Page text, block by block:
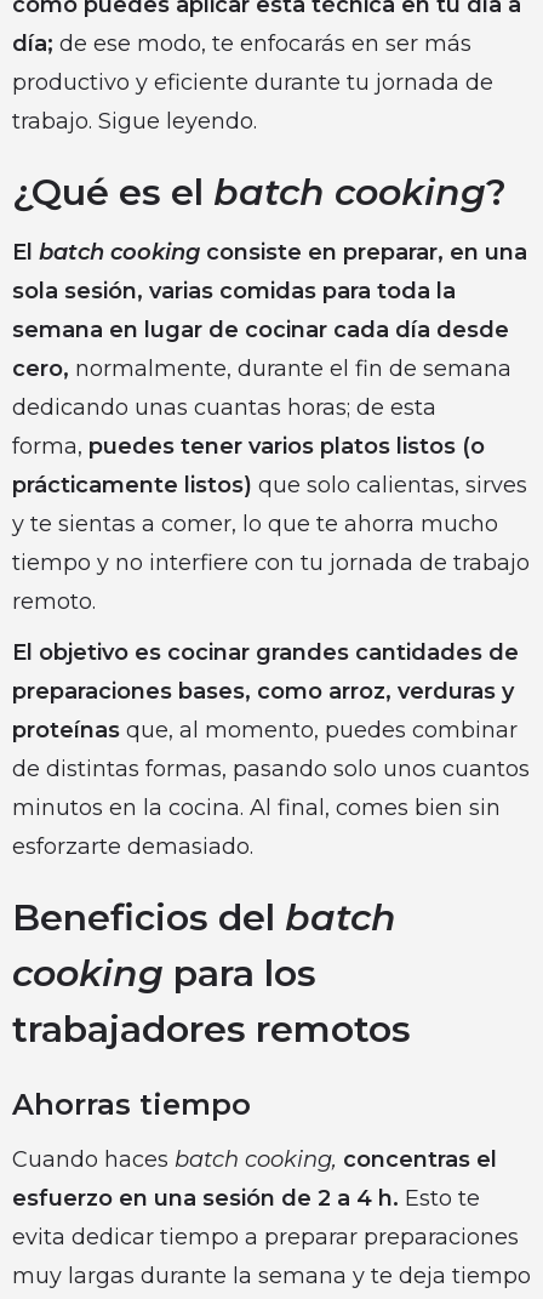
día; de ese modo, te enfocarás en ser más
productivo y eficiente durante tu jornada de
trabajo. Sigue leyendo.
¿Qué es el batch cooking?
El batch cooking consiste en preparar, en una
sola sesión, varias comidas para toda la
semana en lugar de cocinar cada día desde
cero, normalmente, durante el fin de semana
dedicando unas cuantas horas; de esta
forma, puedes tener varios platos listos (o
prácticamente listos) que solo calientas, sirves
y te sientas a comer, lo que te ahorra mucho
tiempo y no interfiere con tu jornada de trabajo
remoto.
El objetivo es cocinar grandes cantidades de
preparaciones bases, como arroz, verduras y
proteínas que, al momento, puedes combinar
de distintas formas, pasando solo unos cuantos
minutos en la cocina. Al final, comes bien sin
esforzarte demasiado.
Beneficios del batch
cooking para los
trabajadores remotos
Ahorras tiempo
Cuando haces batch cooking, concentras el
esfuerzo en una sesión de 2 a 4 h. Esto te
evita dedicar tiempo a preparar preparaciones
muy largas durante la semana y te deja tiempo